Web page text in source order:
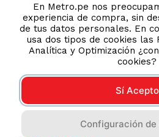
En Metro.pe nos
experiencia de compra, sin
de tus datos personales. En
usa dos tipos de cookies las
Analítica y Optimización
cookies?
Sí Acepto
Configuración de